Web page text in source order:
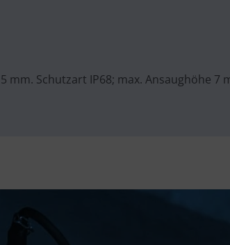
Schutzart IP68; max. Ansaughöhe 7